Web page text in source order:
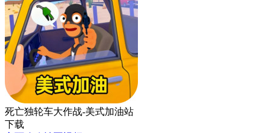
死亡独轮车大作战-美式加油站
下载